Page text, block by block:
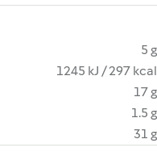
5 g
1245 kJ / 297 kcal
17 g
1.5 g
31 g